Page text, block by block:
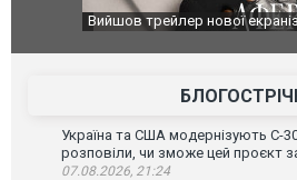
Вийшов трейлер нової
Україна та США модернізують С-
розповіли, чи зможе цей проєкт
07.08.2026, 21:24